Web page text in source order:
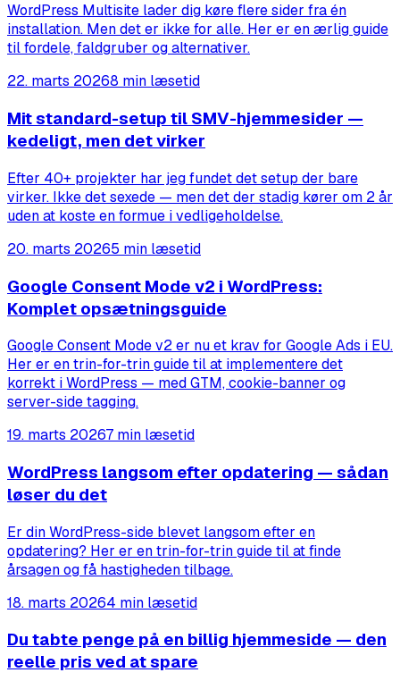
WordPress Multisite lader dig køre flere sider fra én
installation. Men det er ikke for alle. Her er en ærlig guide
til fordele, faldgruber og alternativer.
22. marts 20268 min læsetid
Mit standard-setup til SMV-hjemmesider —
kedeligt, men det virker
Efter 40+ projekter har jeg fundet det setup der bare
virker. Ikke det sexede — men det der stadig kører om 2 år
uden at koste en formue i vedligeholdelse.
20. marts 20265 min læsetid
Google Consent Mode v2 i WordPress:
Komplet opsætningsguide
Google Consent Mode v2 er nu et krav for Google Ads i EU.
Her er en trin-for-trin guide til at implementere det
korrekt i WordPress — med GTM, cookie-banner og
server-side tagging.
19. marts 20267 min læsetid
WordPress langsom efter opdatering — sådan
løser du det
Er din WordPress-side blevet langsom efter en
opdatering? Her er en trin-for-trin guide til at finde
årsagen og få hastigheden tilbage.
18. marts 20264 min læsetid
Du tabte penge på en billig hjemmeside — den
reelle pris ved at spare